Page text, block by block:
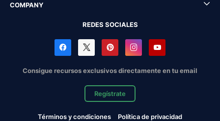
COMPANY
REDES SOCIALES
Consigue recursos exclusivos directamente en tu email
Regístrate
Términos y condiciones
Política de privacidad